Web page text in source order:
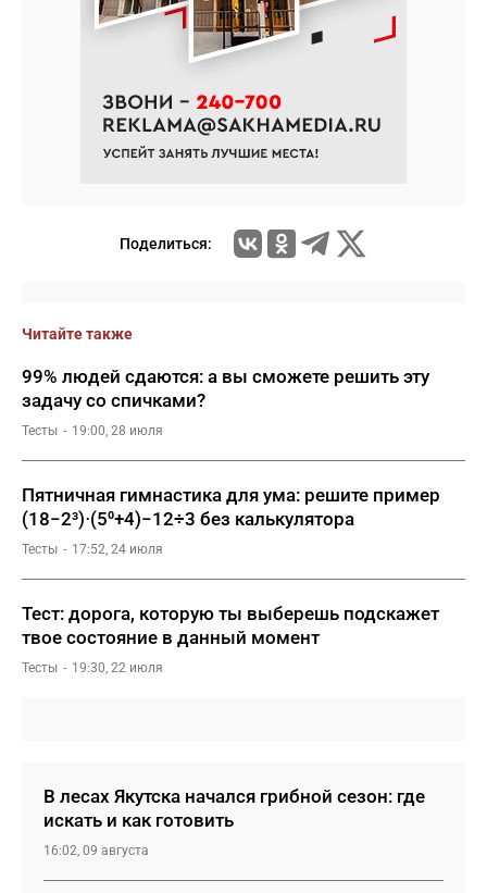
Поделиться:
Читайте также
99% людей сдаются: а вы сможете решить эту
задачу со спичками?
Тесты 19:00, 28 июля
Пятничная гимнастика для ума: решите пример
(18−2³)⋅(5⁰+4)−12÷3 без калькулятора
Тесты 17:52, 24 июля
Тест: дорога, которую ты выберешь подскажет
твое состояние в данный момент
Тесты 19:30, 22 июля
В лесах Якутска начался грибной сезон: где
искать и как готовить
16:02, 09 августа